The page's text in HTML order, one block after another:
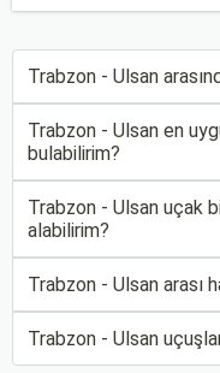
Trabzon - Ulsan
Trabzon - Ulsan en
bulabilirim?
Trabzon - Ulsan uçak
alabilirim?
Trabzon - Ulsan arası
Trabzon - Ulsan